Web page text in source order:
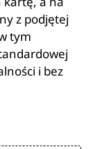
z podjętej
tym
i bez